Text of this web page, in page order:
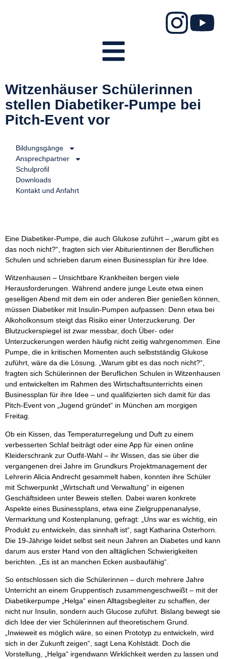
Witzenhäuser Schülerinnen
stellen Diabetiker-Pumpe bei
Pitch-Event vor
Bildungsgänge
Ansprechpartner
Schulprofil
Downloads
Kontakt und Anfahrt
Eine Diabetiker-Pumpe, die auch Glukose zuführt – „warum gibt es
das noch nicht?“, fragten sich vier Abiturientinnen der Beruflichen
Schulen und schrieben darum einen Businessplan für ihre Idee.
Witzenhausen – Unsichtbare Krankheiten bergen viele
Herausforderungen. Während andere junge Leute etwa einen
geselligen Abend mit dem ein oder anderen Bier genießen können,
müssen Diabetiker mit Insulin-Pumpen aufpassen: Denn etwa bei
Alkoholkonsum steigt das Risiko einer Unterzuckerung. Der
Blutzuckerspiegel ist zwar messbar, doch Über- oder
Unterzuckerungen werden häufig nicht zeitig wahrgenommen. Eine
Pumpe, die in kritischen Momenten auch selbstständig Glukose
zuführt, wäre da die Lösung. „Warum gibt es das noch nicht?“,
fragten sich Schülerinnen der Beruflichen Schulen in Witzenhausen
und entwickelten im Rahmen des Wirtschaftsunterrichts einen
Businessplan für ihre Idee – und qualifizierten sich damit für das
Pitch-Event von „Jugend gründet“ in München am morgigen
Freitag.
Ob ein Kissen, das Temperaturregelung und Duft zu einem
verbesserten Schlaf beiträgt oder eine App für einen online
Kleiderschrank zur Outfit-Wahl – ihr Wissen, das sie über die
vergangenen drei Jahre im Grundkurs Projektmanagement der
Lehrerin Alicia Andrecht gesammelt haben, konnten ihre Schüler
mit Schwerpunkt „Wirtschaft und Verwaltung“ in eigenen
Geschäftsideen unter Beweis stellen. Dabei waren konkrete
Aspekte eines Businessplans, etwa eine Zielgruppenanalyse,
Vermarktung und Kostenplanung, gefragt: „Uns war es wichtig, ein
Produkt zu entwickeln, das sinnhaft ist“, sagt Katharina Osterhorn.
Die 19-Jährige leidet selbst seit neun Jahren an Diabetes und kann
darum aus erster Hand von den alltäglichen Schwierigkeiten
berichten. „Es ist an manchen Ecken ausbaufähig“.
So entschlossen sich die Schülerinnen – durch mehrere Jahre
Unterricht an einem Gruppentisch zusammengeschweißt – mit der
Diabetikerpumpe „Helga“ einen Alltagsbegleiter zu schaffen, der
nicht nur Insulin, sondern auch Glucose zuführt. Bislang bewegt sie
dich Idee der vier Schülerinnen auf theoretischem Grund.
„Inwieweit es möglich wäre, so einen Prototyp zu entwickeln, wird
sich in der Zukunft zeigen“, sagt Lena Kohlstädt. Doch die
Vorstellung, „Helga“ irgendwann Wirklichkeit werden zu lassen und